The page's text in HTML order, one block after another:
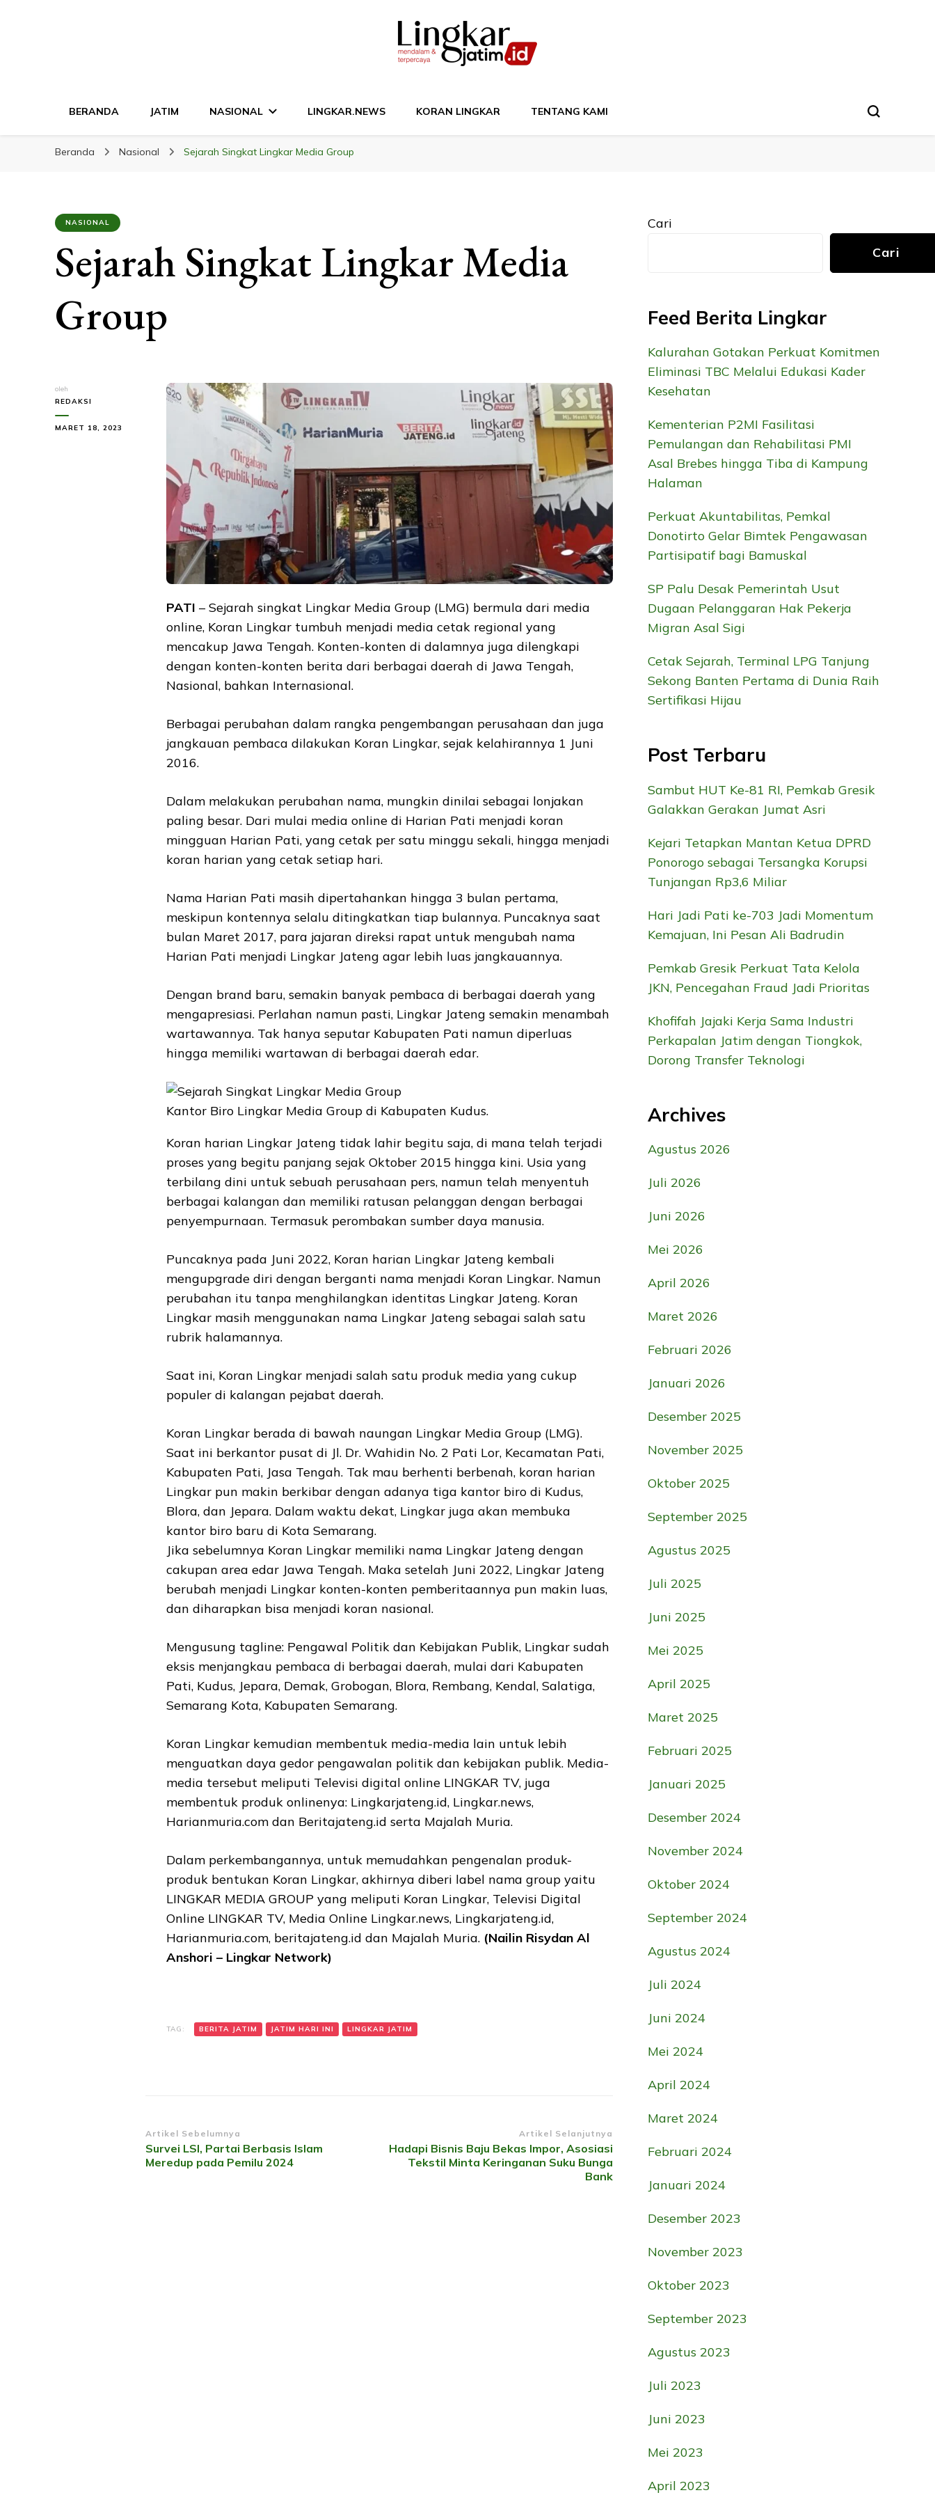
BERANDA JATIM NASIONAL LINGKAR.NEWS KORAN LINGKAR TENTANG KAMI
Beranda Nasional Sejarah Singkat Lingkar Media Group
NASIONAL
Sejarah Singkat Lingkar Media
Group
oleh
REDAKSI
MARET 18, 2023
PATI – Sejarah singkat Lingkar Media Group (LMG) bermula dari media
online, Koran Lingkar tumbuh menjadi media cetak regional yang
mencakup Jawa Tengah. Konten-konten di dalamnya juga dilengkapi
dengan konten-konten berita dari berbagai daerah di Jawa Tengah,
Nasional, bahkan Internasional.
Berbagai perubahan dalam rangka pengembangan perusahaan dan juga
jangkauan pembaca dilakukan Koran Lingkar, sejak kelahirannya 1 Juni
2016.
Dalam melakukan perubahan nama, mungkin dinilai sebagai lonjakan
paling besar. Dari mulai media online di Harian Pati menjadi koran
mingguan Harian Pati, yang cetak per satu minggu sekali, hingga menjadi
koran harian yang cetak setiap hari.
Nama Harian Pati masih dipertahankan hingga 3 bulan pertama,
meskipun kontennya selalu ditingkatkan tiap bulannya. Puncaknya saat
bulan Maret 2017, para jajaran direksi rapat untuk mengubah nama
Harian Pati menjadi Lingkar Jateng agar lebih luas jangkauannya.
Dengan brand baru, semakin banyak pembaca di berbagai daerah yang
mengapresiasi. Perlahan namun pasti, Lingkar Jateng semakin menambah
wartawannya. Tak hanya seputar Kabupaten Pati namun diperluas
hingga memiliki wartawan di berbagai daerah edar.
Kantor Biro Lingkar Media Group di Kabupaten Kudus.
Koran harian Lingkar Jateng tidak lahir begitu saja, di mana telah terjadi
proses yang begitu panjang sejak Oktober 2015 hingga kini. Usia yang
terbilang dini untuk sebuah perusahaan pers, namun telah menyentuh
berbagai kalangan dan memiliki ratusan pelanggan dengan berbagai
penyempurnaan. Termasuk perombakan sumber daya manusia.
Puncaknya pada Juni 2022, Koran harian Lingkar Jateng kembali
mengupgrade diri dengan berganti nama menjadi Koran Lingkar. Namun
perubahan itu tanpa menghilangkan identitas Lingkar Jateng. Koran
Lingkar masih menggunakan nama Lingkar Jateng sebagai salah satu
rubrik halamannya.
Saat ini, Koran Lingkar menjadi salah satu produk media yang cukup
populer di kalangan pejabat daerah.
Koran Lingkar berada di bawah naungan Lingkar Media Group (LMG).
Saat ini berkantor pusat di Jl. Dr. Wahidin No. 2 Pati Lor, Kecamatan Pati,
Kabupaten Pati, Jasa Tengah. Tak mau berhenti berbenah, koran harian
Lingkar pun makin berkibar dengan adanya tiga kantor biro di Kudus,
Blora, dan Jepara. Dalam waktu dekat, Lingkar juga akan membuka
kantor biro baru di Kota Semarang.
Jika sebelumnya Koran Lingkar memiliki nama Lingkar Jateng dengan
cakupan area edar Jawa Tengah. Maka setelah Juni 2022, Lingkar Jateng
berubah menjadi Lingkar konten-konten pemberitaannya pun makin luas,
dan diharapkan bisa menjadi koran nasional.
Mengusung tagline: Pengawal Politik dan Kebijakan Publik, Lingkar sudah
eksis menjangkau pembaca di berbagai daerah, mulai dari Kabupaten
Pati, Kudus, Jepara, Demak, Grobogan, Blora, Rembang, Kendal, Salatiga,
Semarang Kota, Kabupaten Semarang.
Koran Lingkar kemudian membentuk media-media lain untuk lebih
menguatkan daya gedor pengawalan politik dan kebijakan publik. Media-
media tersebut meliputi Televisi digital online LINGKAR TV, juga
membentuk produk onlinenya: Lingkarjateng.id, Lingkar.news,
Harianmuria.com dan Beritajateng.id serta Majalah Muria.
Dalam perkembangannya, untuk memudahkan pengenalan produk-
produk bentukan Koran Lingkar, akhirnya diberi label nama group yaitu
LINGKAR MEDIA GROUP yang meliputi Koran Lingkar, Televisi Digital
Online LINGKAR TV, Media Online Lingkar.news, Lingkarjateng.id,
Harianmuria.com, beritajateng.id dan Majalah Muria. (Nailin Risydan Al
Anshori – Lingkar Network)
TAG: BERITA JATIM JATIM HARI INI LINGKAR JATIM
Navigasi
Artikel
Artikel Sebelumnya
Survei LSI, Partai Berbasis Islam
Meredup pada Pemilu 2024
Artikel Selanjutnya
Hadapi Bisnis Baju Bekas Impor, Asosiasi
Tekstil Minta Keringanan Suku Bunga
Bank
Cari
Cari
Feed Berita Lingkar
Kalurahan Gotakan Perkuat Komitmen
Eliminasi TBC Melalui Edukasi Kader
Kesehatan
Kementerian P2MI Fasilitasi
Pemulangan dan Rehabilitasi PMI
Asal Brebes hingga Tiba di Kampung
Halaman
Perkuat Akuntabilitas, Pemkal
Donotirto Gelar Bimtek Pengawasan
Partisipatif bagi Bamuskal
SP Palu Desak Pemerintah Usut
Dugaan Pelanggaran Hak Pekerja
Migran Asal Sigi
Cetak Sejarah, Terminal LPG Tanjung
Sekong Banten Pertama di Dunia Raih
Sertifikasi Hijau
Post Terbaru
Sambut HUT Ke-81 RI, Pemkab Gresik
Galakkan Gerakan Jumat Asri
Kejari Tetapkan Mantan Ketua DPRD
Ponorogo sebagai Tersangka Korupsi
Tunjangan Rp3,6 Miliar
Hari Jadi Pati ke-703 Jadi Momentum
Kemajuan, Ini Pesan Ali Badrudin
Pemkab Gresik Perkuat Tata Kelola
JKN, Pencegahan Fraud Jadi Prioritas
Khofifah Jajaki Kerja Sama Industri
Perkapalan Jatim dengan Tiongkok,
Dorong Transfer Teknologi
Archives
Agustus 2026
Juli 2026
Juni 2026
Mei 2026
April 2026
Maret 2026
Februari 2026
Januari 2026
Desember 2025
November 2025
Oktober 2025
September 2025
Agustus 2025
Juli 2025
Juni 2025
Mei 2025
April 2025
Maret 2025
Februari 2025
Januari 2025
Desember 2024
November 2024
Oktober 2024
September 2024
Agustus 2024
Juli 2024
Juni 2024
Mei 2024
April 2024
Maret 2024
Februari 2024
Januari 2024
Desember 2023
November 2023
Oktober 2023
September 2023
Agustus 2023
Juli 2023
Juni 2023
Mei 2023
April 2023